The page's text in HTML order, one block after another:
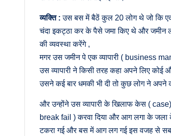
व्यक्ति : उस बस में बैठें कुल 20 लोग थे जो कि
चंदा इकट्ठा कर के पैसे जमा किए थे और जमीन
की व्यवस्था करेंगे ,
मगर उस जमीन पे एक व्यापारी ( business
उस व्यापारी ने किसी तरह कहा अपने लिए
उसने कई बार धमकी भी दी तो कुछ लोग ने अपने
और उन्होंने उस व्यापारी के खिलाफ केस (
break fail ) करवा दिया और आग लगा के जला
टकरा गई और बस में आग लग गई इस वजह से सब